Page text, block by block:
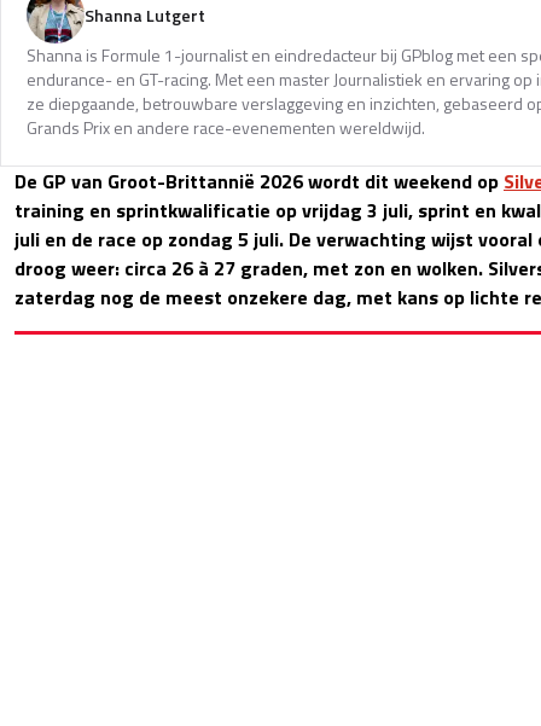
Shanna Lutgert
Shanna is Formule 1-journalist en eindredacteur bij GPblog met een
endurance- en GT-racing. Met een master Journalistiek en ervaring
ze diepgaande, betrouwbare verslaggeving en inzichten, gebaseerd
Grands Prix en andere race-evenementen wereldwijd.
De GP van Groot-Brittannië 2026 wordt dit weekend op
training en sprintkwalificatie op vrijdag 3 juli, sprint en
juli en de race op zondag 5 juli. De verwachting wijst
droog weer: circa 26 à 27 graden, met zon en wolken.
zaterdag nog de meest onzekere dag, met kans op lichte